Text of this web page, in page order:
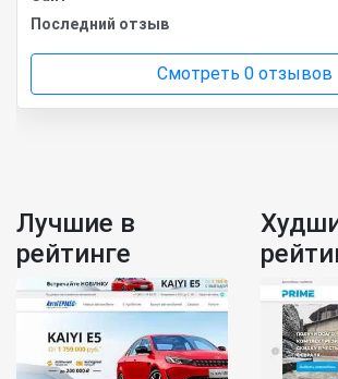
Последний отзыв
Смотреть 0 отзывов
Лучшие в
рейтинге